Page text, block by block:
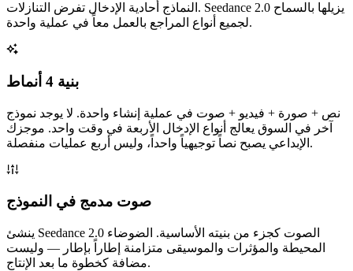
النماذج أحادية الإدخال تفرض التنازلات. Seedance 2.0 يزيلها بالسماح
لجميع أنواع المراجع بالعمل معاً في عملية واحدة.
بنية 4 أنماط
نص + صورة + فيديو + صوت في عملية إنشاء واحدة. لا يوجد نموذج
آخر في السوق يعالج أنواع الإدخال الأربعة في وقت واحد. موجزك
الإبداعي يصبح نصاً توجيهياً واحداً، وليس أربع عمليات منفصلة.
صوت مدمج في النموذج
ينشئ Seedance 2.0 الصوت كجزء من بنيته الأساسية. الضوضاء
المحيطة والمؤثرات والموسيقى متزامنة إطاراً بإطار — وليست
مضافة كخطوة ما بعد الإنتاج.